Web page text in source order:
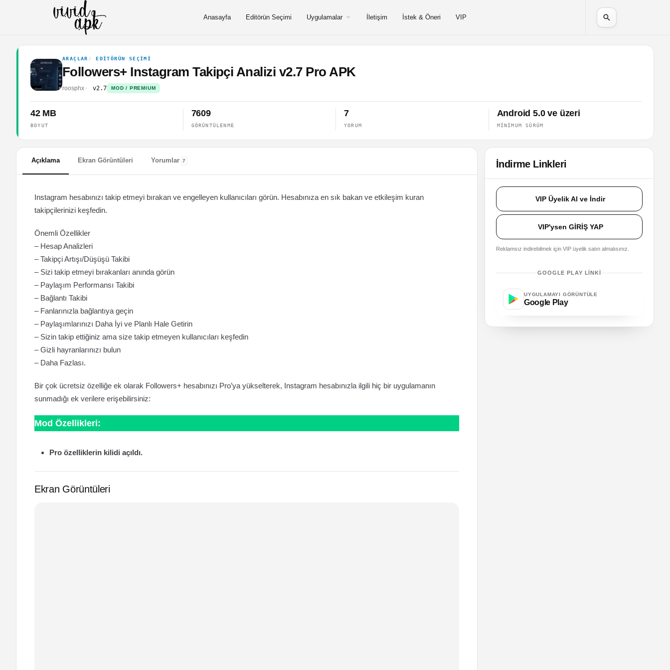
Anasayfa Editörün Seçimi Uygulamalar İletişim İstek & Öneri VIP
ARAÇLAR EDITÖRÜN SEÇIMI
Followers+ Instagram Takipçi Analizi v2.7 Pro APK
roosphx v2.7 MOD / PREMIUM
42 MB
BOYUT
7609
GÖRÜNTÜLENME
7
YORUM
Android 5.0 ve üzeri
MINIMUM SÜRÜM
Açıklama Ekran Görüntüleri Yorumlar 7
Instagram hesabınızı takip etmeyi bırakan ve engelleyen kullanıcıları görün. Hesabınıza en sık bakan ve etkileşim kuran
takipçilerinizi keşfedin.
Önemli Özellikler
– Hesap Analizleri
– Takipçi Artışı/Düşüşü Takibi
– Sizi takip etmeyi bırakanları anında görün
– Paylaşım Performansı Takibi
– Bağlantı Takibi
– Fanlarınızla bağlantıya geçin
– Paylaşımlarınızı Daha İyi ve Planlı Hale Getirin
– Sizin takip ettiğiniz ama size takip etmeyen kullanıcıları keşfedin
– Gizli hayranlarınızı bulun
– Daha Fazlası.
Bir çok ücretsiz özelliğe ek olarak Followers+ hesabınızı Pro’ya yükselterek, Instagram hesabınızla ilgili hiç bir uygulamanın
sunmadığı ek verilere erişebilirsiniz:
Mod Özellikleri:
Pro özelliklerin kilidi açıldı.
Ekran Görüntüleri
İndirme Linkleri
VIP Üyelik Al ve İndir
VIP'ysen GİRİŞ YAP
Reklamsız indirebilmek için VIP üyelik satın almalısınız.
GOOGLE PLAY LINKI
UYGULAMAYI GÖRÜNTÜLE
Google Play